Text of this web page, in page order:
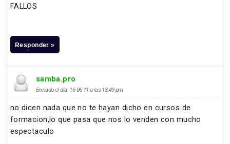
FALLOS
Responder »
samba.pro
Enviado el día: 16-06-11 a las 13:49 pm
no dicen nada que no te hayan dicho en cursos de
formacion,lo que pasa que nos lo venden con mucho
espectaculo